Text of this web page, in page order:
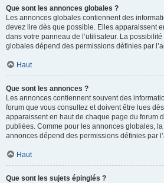
Que sont les annonces globales ?
Les annonces globales contiennent des
devez lire dès que possible. Elles apparaissent
dans votre panneau de l’utilisateur. La
globales dépend des permissions définies par
Haut
Que sont les annonces ?
Les annonces contiennent souvent des
forum que vous consultez et doivent être lues
apparaissent en haut de chaque page du forum
publiées. Comme pour les annonces globales,
annonces dépend des permissions définies par
Haut
Que sont les sujets épinglés ?